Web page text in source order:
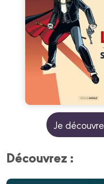
Je découvre
Découvrez :